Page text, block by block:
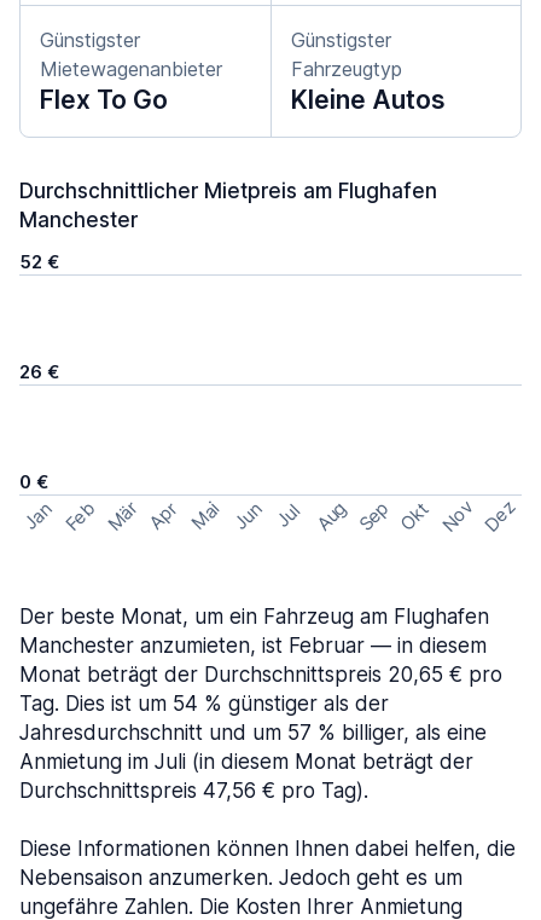
Günstigster
Mietewagenanbieter
Flex To Go
Günstigster
Fahrzeugtyp
Kleine Autos
Durchschnittlicher Mietpreis am Flughafen
Manchester
52 €
26 €
0 €
Jan Feb Mär Apr Mai Jun Jul Aug Sep Okt Nov Dez
Der beste Monat, um ein Fahrzeug am Flughafen
Manchester anzumieten, ist Februar — in diesem
Monat beträgt der Durchschnittspreis 20,65 € pro
Tag. Dies ist um 54 % günstiger als der
Jahresdurchschnitt und um 57 % billiger, als eine
Anmietung im Juli (in diesem Monat beträgt der
Durchschnittspreis 47,56 € pro Tag).
Diese Informationen können Ihnen dabei helfen, die
Nebensaison anzumerken. Jedoch geht es um
ungefähre Zahlen. Die Kosten Ihrer Anmietung